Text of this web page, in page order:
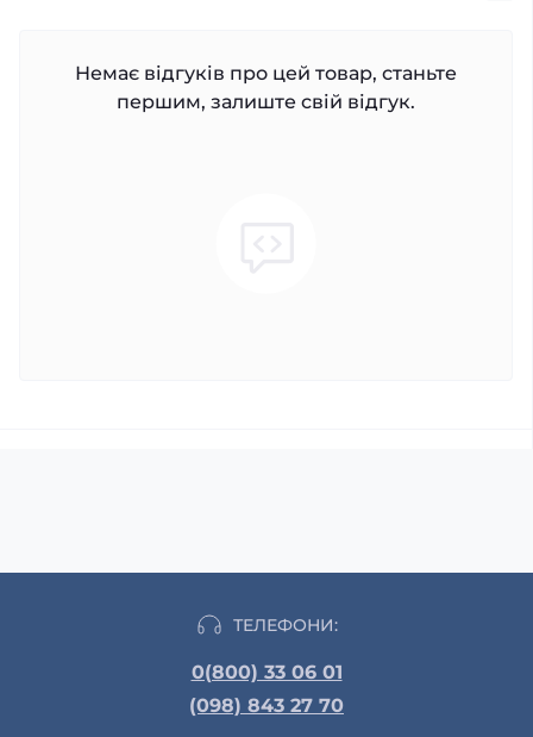
Немає відгуків про цей товар, станьте
першим, залиште свій відгук.
ТЕЛЕФОНИ:
0(800) 33 06 01
(098) 843 27 70